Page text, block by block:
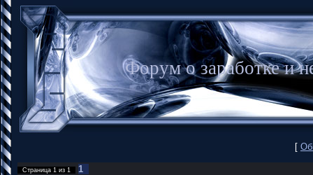
Форум о заработке
[
Страница 1 из 1 1